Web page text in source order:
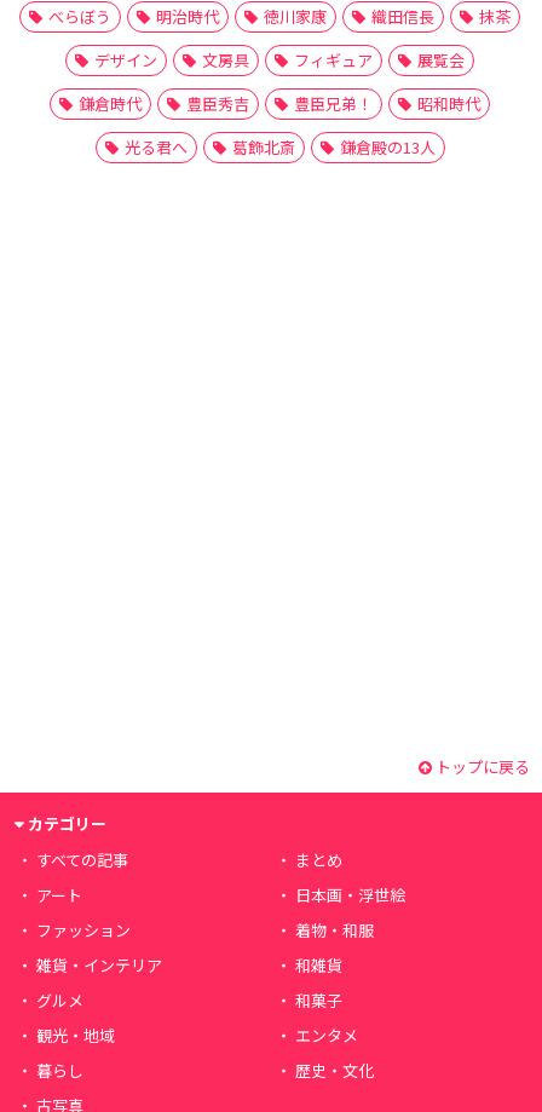
べらぼう
明治時代 徳川家康 織田信長
抹茶
デザイン
文房具 フィギュア
展覧会
鎌倉時代
豊臣秀吉 豊臣兄弟！
昭和時代
光る君へ
葛飾北斎 鎌倉殿の13人
トップに戻る
カテゴリー
すべての記事
まとめ
アート
日本画・浮世絵
ファッション
着物・和服
雑貨・インテリア
和雑貨
グルメ
和菓子
観光・地域
エンタメ
暮らし
歴史・文化
古写真